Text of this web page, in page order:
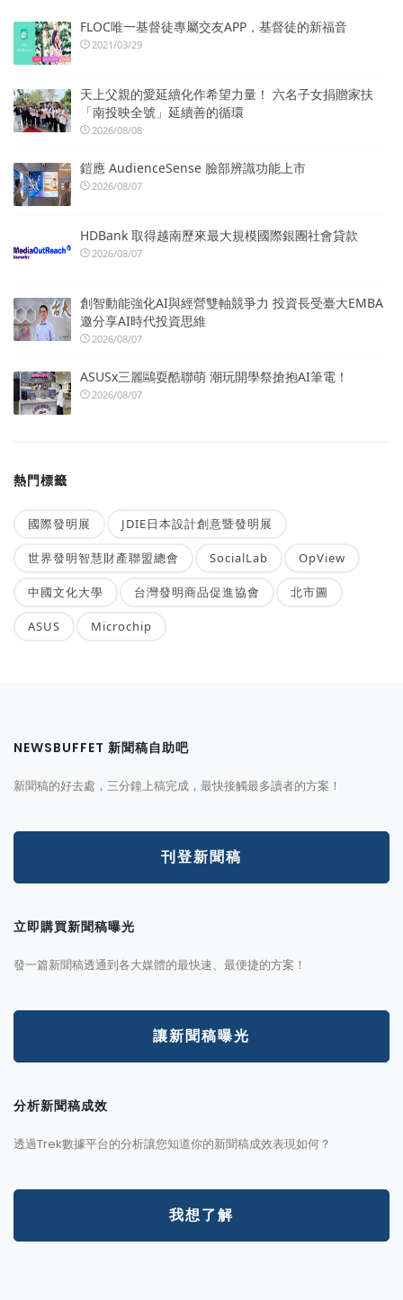
FLOC唯一基督徒專屬交友APP，基督徒的新福音
2021/03/29
天上父親的愛延續化作希望力量！ 六名子女捐贈家扶
「南投映全號」延續善的循環
2026/08/08
鎧應 AudienceSense 臉部辨識功能上市
2026/08/07
HDBank 取得越南歷來最大規模國際銀團社會貸款
2026/08/07
創智動能強化AI與經營雙軸競爭力 投資長受臺大EMBA
邀分享AI時代投資思維
2026/08/07
ASUSx三麗鷗耍酷聯萌 潮玩開學祭搶抱AI筆電！
2026/08/07
熱門標籤
國際發明展 JDIE日本設計創意暨發明展
世界發明智慧財產聯盟總會 SocialLab OpView
中國文化大學 台灣發明商品促進協會 北市圖
ASUS Microchip
NEWSBUFFET 新聞稿自助吧
新聞稿的好去處，三分鐘上稿完成，最快接觸最多讀者的方案！
刊登新聞稿
立即購買新聞稿曝光
發一篇新聞稿透通到各大媒體的最快速、最便捷的方案！
讓新聞稿曝光
分析新聞稿成效
透過Trek數據平台的分析讓您知道你的新聞稿成效表現如何？
我想了解